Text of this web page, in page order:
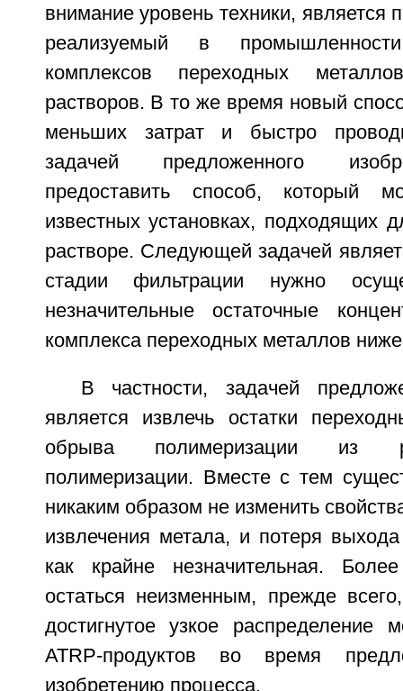
внимание уровень техники, является
реализуемый в
комплексов переходных
растворов. В то же время новый
меньших затрат и быстро
задачей предложенного
предоставить способ, который
известных установках, подходящих
растворе. Следующей задачей
стадии фильтрации нужно
незначительные остаточные
комплекса переходных металлов
В частности, задачей
является извлечь остатки
обрыва полимеризации из
полимеризации. Вместе с тем
никаким образом не изменить
извлечения метала, и потеря
как крайне незначительная.
остаться неизменным, прежде
достигнутое узкое распределение
ATRP-продуктов во время
изобретению процесса.